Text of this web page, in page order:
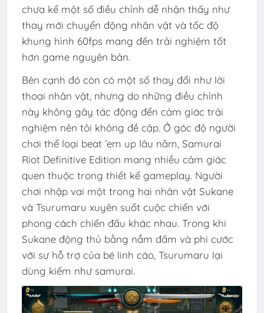
chưa kể một số điều chỉnh dễ nhận thấy như
thay mới chuyển động nhân vật và tốc độ
khung hình 60fps mang đến trải nghiệm tốt
hơn game nguyên bản.
Bên cạnh đó còn có một số thay đổi như lời
thoại nhân vật, nhưng do những điều chỉnh
này không gây tác động đến cảm giác trải
nghiệm nên tôi không đề cập. Ở góc độ người
chơi thể loại beat ’em up lâu năm, Samurai
Riot Definitive Edition mang nhiều cảm giác
quen thuộc trong thiết kế gameplay. Người
chơi nhập vai một trong hai nhân vật Sukane
và Tsurumaru xuyên suốt cuộc chiến với
phong cách chiến đấu khác nhau. Trong khi
Sukane động thủ bằng nắm đấm và phi cước
với sự hỗ trợ của bé linh cáo, Tsurumaru lại
dùng kiếm như samurai.